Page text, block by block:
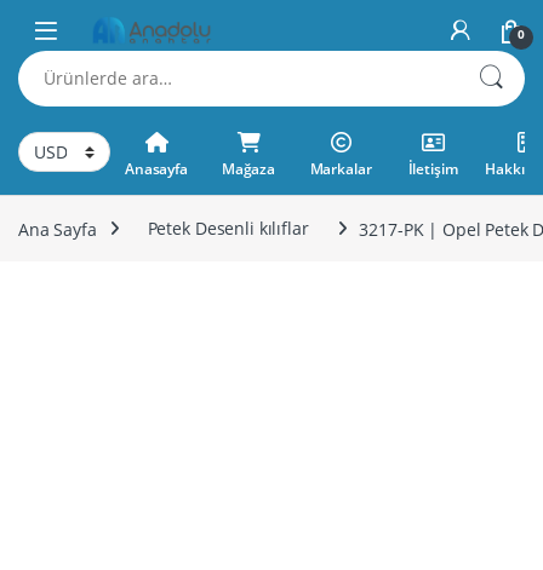
Skip to navigation
Skip to content
0
Ara:
Anasayfa Mağaza Markalar İletişim
Ana Sayfa Petek Desenli kılıflar 3217-PK | Opel Petek